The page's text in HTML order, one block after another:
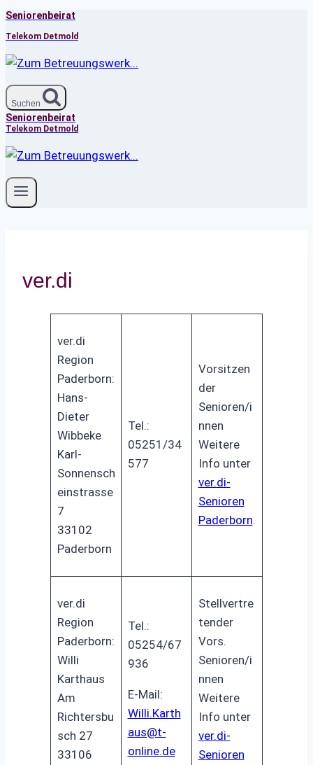
Zum
Inhalt
springen
Seniorenbeirat
Telekom Detmold
Suchen
Seniorenbeirat
Telekom Detmold
ver.di
ver.di
Region
Paderborn:
Hans-
Dieter
Wibbeke
Karl-
Sonnensch
einstrasse
7
33102
Paderborn
Tel.:
05251/34
577
Vorsitzen
der
Senioren/i
nnen
Weitere
Info unter
ver.di-
Senioren
Paderborn.
ver.di
Region
Paderborn:
Willi
Karthaus
Am
Richtersbu
sch 27
33106
Tel.:
05254/67
936
E-Mail:
Willi.Karth
aus@t-
online.de
Stellvertre
tender
Vors.
Senioren/i
nnen
Weitere
Info unter
ver.di-
Senioren